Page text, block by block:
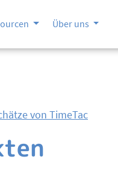
Über uns
von TimeTac